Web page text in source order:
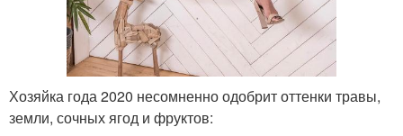
Хозяйка года 2020 несомненно одобрит оттенки травы,
земли, сочных ягод и фруктов: